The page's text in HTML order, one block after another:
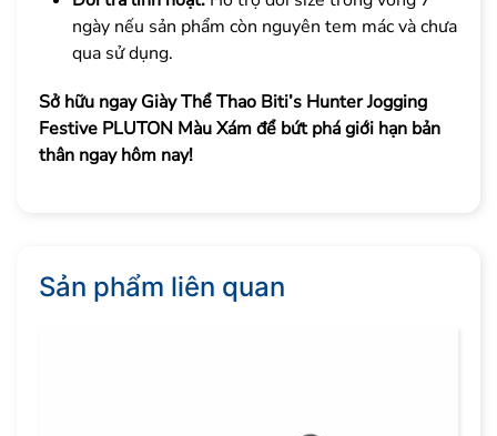
ngày nếu sản phẩm còn nguyên tem mác và chưa
qua sử dụng.
Sở hữu ngay Giày Thể Thao Biti’s Hunter Jogging
Festive PLUTON Màu Xám để bứt phá giới hạn bản
thân ngay hôm nay!
Sản phẩm liên quan